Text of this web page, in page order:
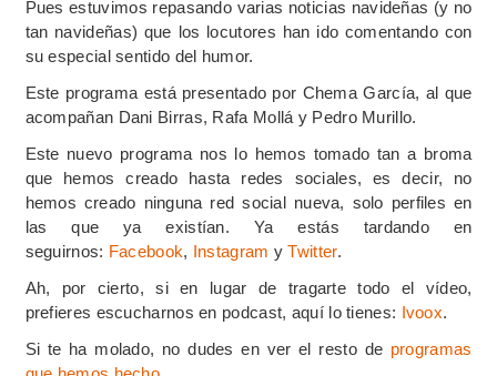
Pues estuvimos repasando varias noticias navideñas (y no
tan navideñas) que los locutores han ido comentando con
su especial sentido del humor.
Este programa está presentado por Chema García, al que
acompañan Dani Birras, Rafa Mollá y Pedro Murillo.
Este nuevo programa nos lo hemos tomado tan a broma
que hemos creado hasta redes sociales, es decir, no
hemos creado ninguna red social nueva, solo perfiles en
las que ya existían. Ya estás tardando en
seguirnos: Facebook, Instagram yTwitter.
Ah, por cierto, si en lugar de tragarte todo el vídeo,
prefieres escucharnos en podcast, aquí lo tienes: Ivoox.
Si te ha molado, no dudes en ver el resto de programas